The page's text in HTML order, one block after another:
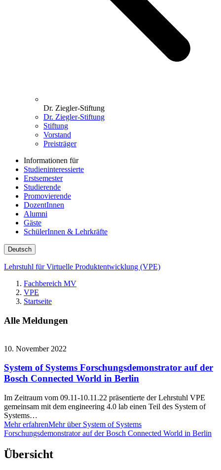
Dr. Ziegler-Stiftung
Dr. Ziegler-Stiftung
Stiftung
Vorstand
Preisträger
Informationen für
Studieninteressierte
Erstsemester
Studierende
Promovierende
DozentInnen
Alumni
Gäste
SchülerInnen & Lehrkräfte
Deutsch
Lehrstuhl für Virtuelle Produktentwicklung (VPE)
Fachbereich MV
VPE
Startseite
Alle Meldungen
10. November 2022
System of Systems Forschungsdemonstrator auf der
Bosch Connected World in Berlin
Im Zeitraum vom 09.11-10.11.22 präsentierte der Lehrstuhl VPE
gemeinsam mit dem engineering 4.0 lab einen Teil des System of
Systems…
Mehr erfahrenMehr über System of Systems
Forschungsdemonstrator auf der Bosch Connected World in Berlin
Übersicht